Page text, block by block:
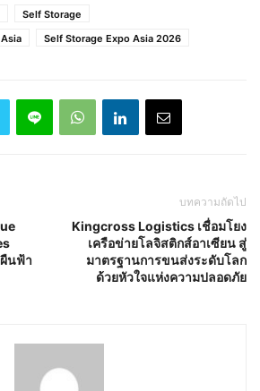
Self Storage
Self Storage Expo Asia 2026
นฟ้า
บทความถัดไป
Kingcross Logistics เชื่อมโยง
เครือข่ายโลจิสติกส์อาเซียน สู่
มาตรฐานการขนส่งระดับโลก
ด้วยหัวใจแห่งความปลอดภัย